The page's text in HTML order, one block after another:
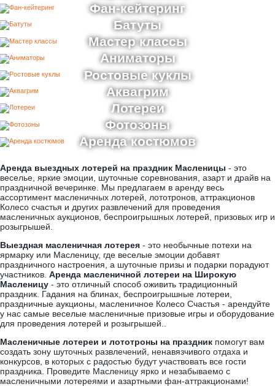
Фан-кейтеринг
Батуты
Мастер классы
Аниматоры
Ростовые куклы
Аквагрим
Лотереи
Лотереи на Масленицу
Фотозоны
Аренда костюмов
Аренда выездных лотерей на праздник Масленицы - это
веселье, яркие эмоции, шуточные соревнования, азарт и драйв на
праздничной вечеринке. Мы предлагаем в аренду весь
ассортимент масленичных лотерей, лототронов, аттракционов
Колесо счастья и других развлечений для проведения
масленичных аукционов, беспроигрышных лотерей, призовых игр и
розыгрышей.
Выездная масленичная лотерея - это необычные потехи на
ярмарку или Масленицу, где веселые эмоции добавят
праздничного настроения, а шуточные призы и подарки порадуют
участников. Аренда масленичной лотереи на Широкую
Масленицу - это отличный способ оживить традиционный
праздник. Гадания на блинах, беспроигрышные лотереи,
праздничные аукционы, масленичное Колесо Счастья - арендуйте
у нас самые веселые масленичные призовые игры и оборудование
для проведения лотерей и розыгрышей..
Масленичные лотереи и лототроны на праздник помогут вам
создать зону шуточных развлечений, ненавязчивого отдаха и
конкурсов, в которых с радостью будут участвовать все гости
праздника. Проведите Масленицу ярко и незабываемо с
масленичными лотереями и азартными фан-аттракционами!